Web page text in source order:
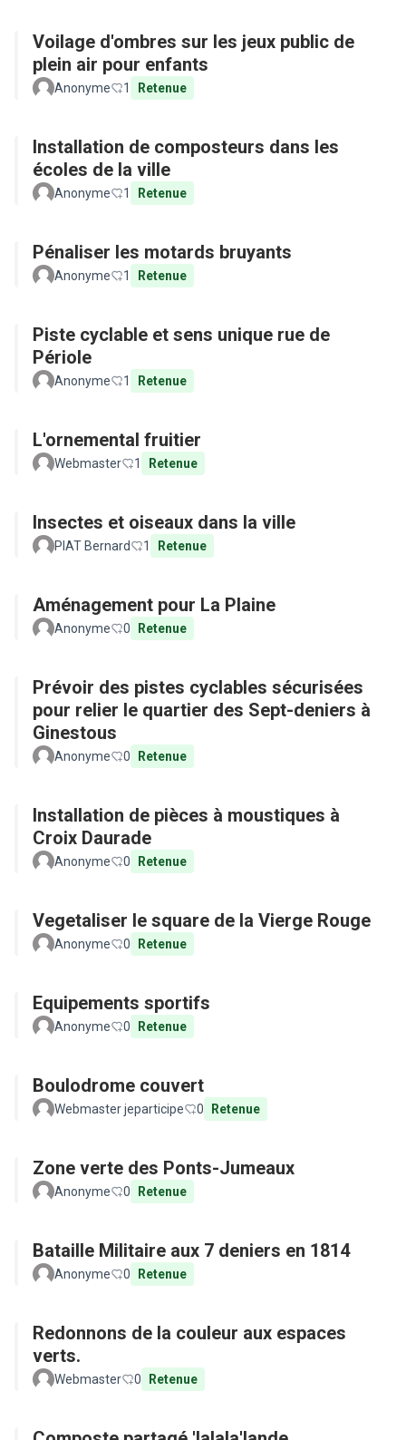
Voilage d'ombres sur les jeux public de
plein air pour enfants
Anonyme 1 Retenue
Installation de composteurs dans les
écoles de la ville
Anonyme 1 Retenue
Pénaliser les motards bruyants
Anonyme 1 Retenue
Piste cyclable et sens unique rue de
Périole
Anonyme 1 Retenue
L'ornemental fruitier
Webmaster 1 Retenue
Insectes et oiseaux dans la ville
PIAT Bernard 1 Retenue
Aménagement pour La Plaine
Anonyme 0 Retenue
Prévoir des pistes cyclables sécurisées
pour relier le quartier des Sept-deniers à
Ginestous
Anonyme 0 Retenue
Installation de pièces à moustiques à
Croix Daurade
Anonyme 0 Retenue
Vegetaliser le square de la Vierge Rouge
Anonyme 0 Retenue
Equipements sportifs
Anonyme 0 Retenue
Boulodrome couvert
Webmaster jeparticipe 0 Retenue
Zone verte des Ponts-Jumeaux
Anonyme 0 Retenue
Bataille Militaire aux 7 deniers en 1814
Anonyme 0 Retenue
Redonnons de la couleur aux espaces
verts.
Webmaster 0 Retenue